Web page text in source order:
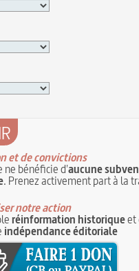
et de convictions
ne bénéficie d'aucune
. Prenez activement part à la
notre action
réinformation historiqueet
indépendance éditoriale